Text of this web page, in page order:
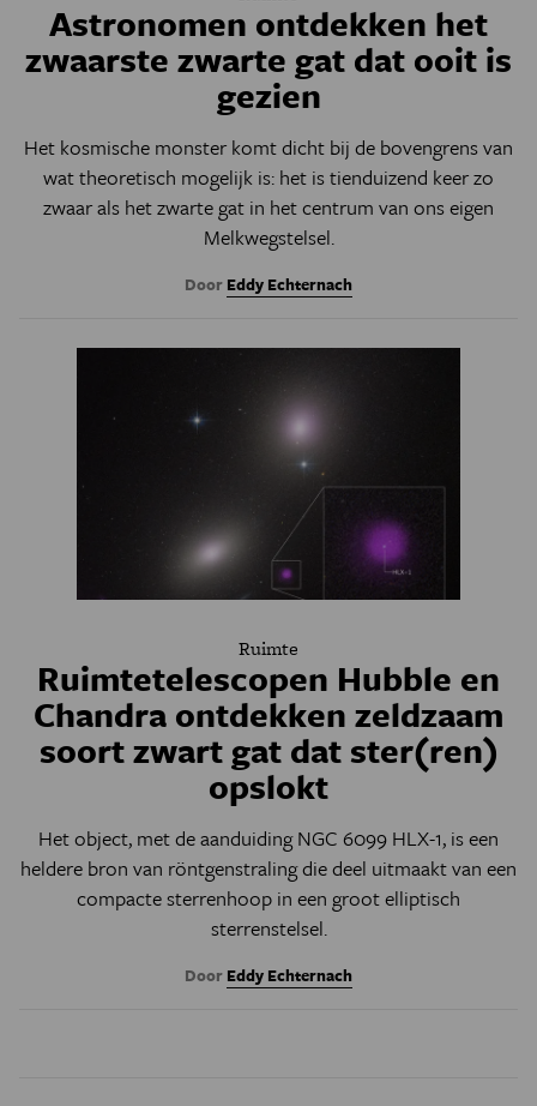
Astronomen ontdekken het
zwaarste zwarte gat dat ooit is
gezien
Het kosmische monster komt dicht bij de bovengrens van
wat theoretisch mogelijk is: het is tienduizend keer zo
zwaar als het zwarte gat in het centrum van ons eigen
Melkwegstelsel.
Door Eddy Echternach
Ruimte
Ruimtetelescopen Hubble en
Chandra ontdekken zeldzaam
soort zwart gat dat ster(ren)
opslokt
Het object, met de aanduiding NGC 6099 HLX-1, is een
heldere bron van röntgenstraling die deel uitmaakt van een
compacte sterrenhoop in een groot elliptisch
sterrenstelsel.
Door Eddy Echternach